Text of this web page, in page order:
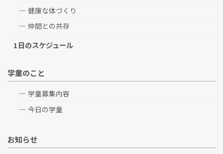
健康な体づくり
仲間との共存
1日のスケジュール
学童のこと
学童募集内容
今日の学童
お知らせ